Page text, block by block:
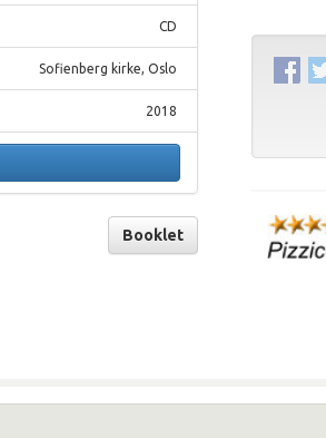
CD
Sofienberg kirke, Oslo
2018
Booklet